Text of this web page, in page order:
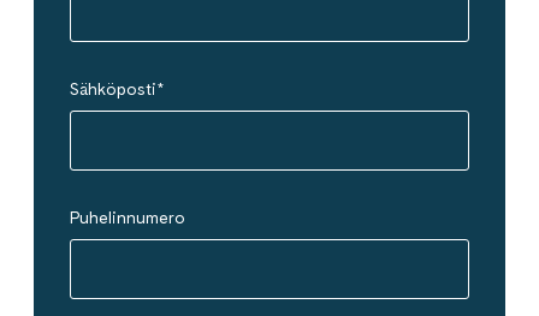
Sähköposti*
Puhelinnumero